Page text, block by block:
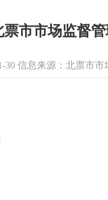
票市市场监督
30 信息来源：北票市